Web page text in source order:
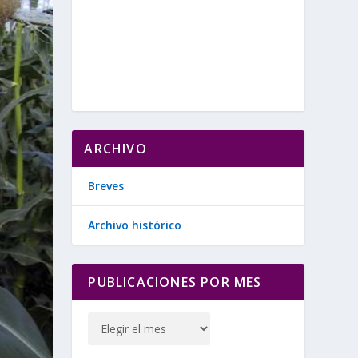
ARCHIVO
Breves
Archivo histórico
PUBLICACIONES POR MES